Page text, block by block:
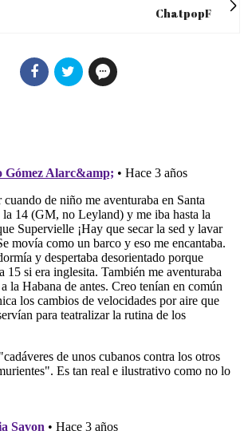
ChatpopF